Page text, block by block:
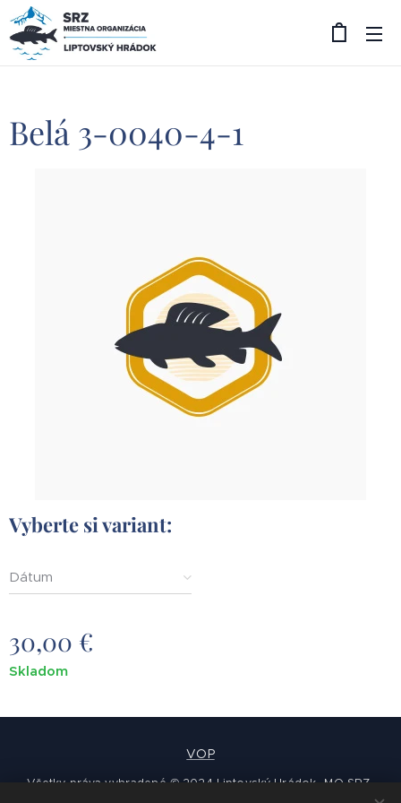
Belá 3-0040-4-1
Vyberte si variant:
Dátum
30,00 €
Skladom
VOP
Všetky práva vyhradené © 2024 Liptovský Hrádok -MO SRZ-